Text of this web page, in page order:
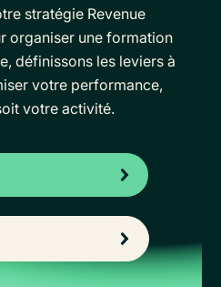
stratégie Revenue
organiser une formation
définissons les leviers à
votre performance,
votre activité.